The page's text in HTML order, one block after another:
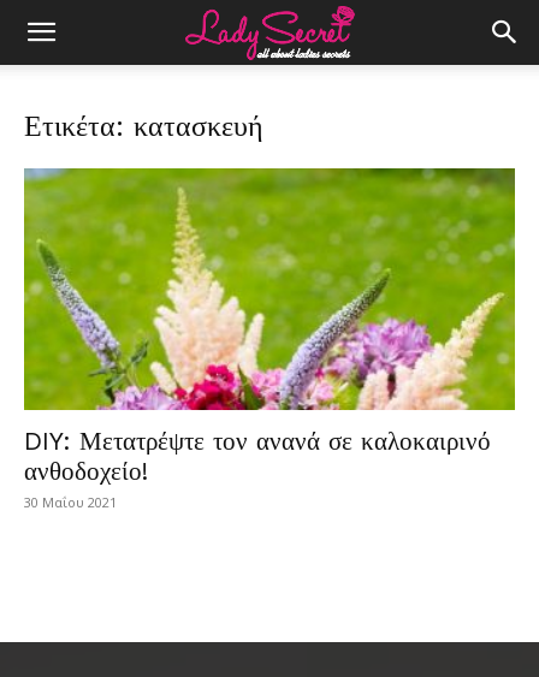
Ετικέτα: κατασκευή
DIY: Μετατρέψτε τον ανανά σε καλοκαιρινό
ανθοδοχείο!
30 Μαΐου 2021